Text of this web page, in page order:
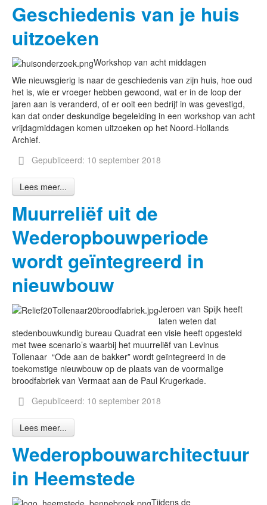
Geschiedenis van je huis
uitzoeken
Workshop van acht middagen
Wie nieuwsgierig is naar de geschiedenis van zijn huis, hoe oud
het is, wie er vroeger hebben gewoond, wat er in de loop der
jaren aan is veranderd, of er ooit een bedrijf in was gevestigd,
kan dat onder deskundige begeleiding in een workshop van acht
vrijdagmiddagen komen uitzoeken op het Noord-Hollands
Archief.
Gepubliceerd: 10 september 2018
Lees meer...
Muurreliëf uit de
Wederopbouwperiode
wordt geïntegreerd in
nieuwbouw
Jeroen van Spijk heeft
laten weten dat
stedenbouwkundig bureau Quadrat een visie heeft opgesteld
met twee scenario’s waarbij het muurreliëf van Levinus
Tollenaar “Ode aan de bakker” wordt geïntegreerd in de
toekomstige nieuwbouw op de plaats van de voormalige
broodfabriek van Vermaat aan de Paul Krugerkade.
Gepubliceerd: 10 september 2018
Lees meer...
Wederopbouwarchitectuur
in Heemstede
Tijdens de